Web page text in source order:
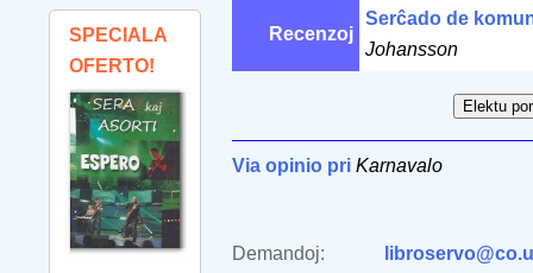
SPECIALA
OFERTO!
Recenzoj
Serĉado de
Johansson
Via opinio pri Karnavalo
Demandoj: